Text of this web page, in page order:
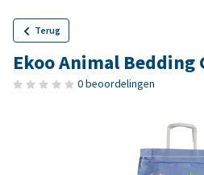
Terug
Ekoo Animal Bedding
0 beoordelingen